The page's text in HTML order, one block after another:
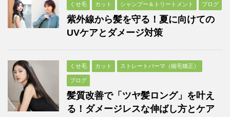
くせ毛 カット シャンプー＆トリートメント ブログ
紫外線から髪を守る！夏に向けての
UVケアとダメージ対策
くせ毛 カット ストレートパーマ（縮毛矯正）
ブログ
髪質改善で「ツヤ髪ロング」を叶え
る！ダメージレスな伸ばし方とケア